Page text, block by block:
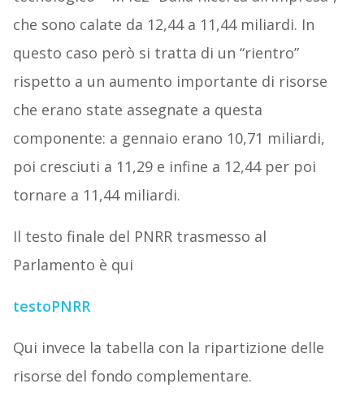
che sono calate da 12,44 a 11,44 miliardi. In
questo caso però si tratta di un “rientro”
rispetto a un aumento importante di risorse
che erano state assegnate a questa
componente: a gennaio erano 10,71 miliardi,
poi cresciuti a 11,29 e infine a 12,44 per poi
tornare a 11,44 miliardi.
Il testo finale del PNRR trasmesso al
Parlamento è qui
testoPNRR
Qui invece la tabella con la ripartizione delle
risorse del fondo complementare.